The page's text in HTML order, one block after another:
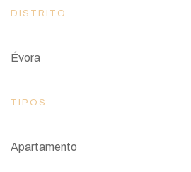
DISTRITO
Évora
TIPOS
Apartamento